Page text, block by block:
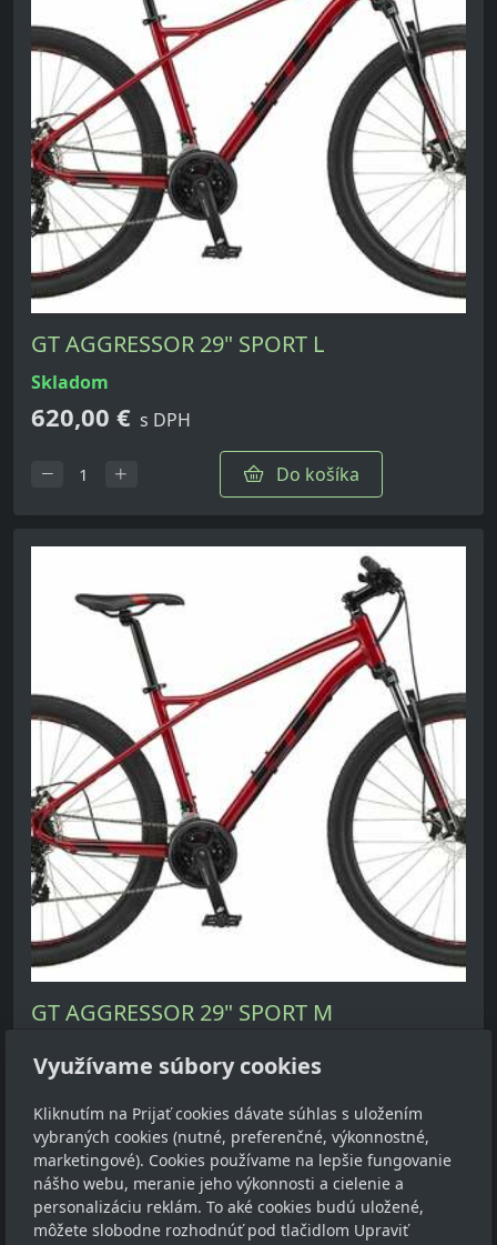
GT AGGRESSOR 29" SPORT L
skladom
620,00 € s DPH
Do košíka
GT AGGRESSOR 29" SPORT M
620,00 €
Do košíka
Využívame súbory cookies
Kliknutím na Prijať cookies dávate súhlas s uložením
vybraných cookies (nutné, preferenčné, výkonnostné,
marketingové). Cookies používame na lepšie fungovanie
nášho webu, meranie jeho výkonnosti a cielenie a
personalizáciu reklám. To aké cookies budú uložené,
môžete slobodne rozhodnúť pod tlačidlom Upraviť